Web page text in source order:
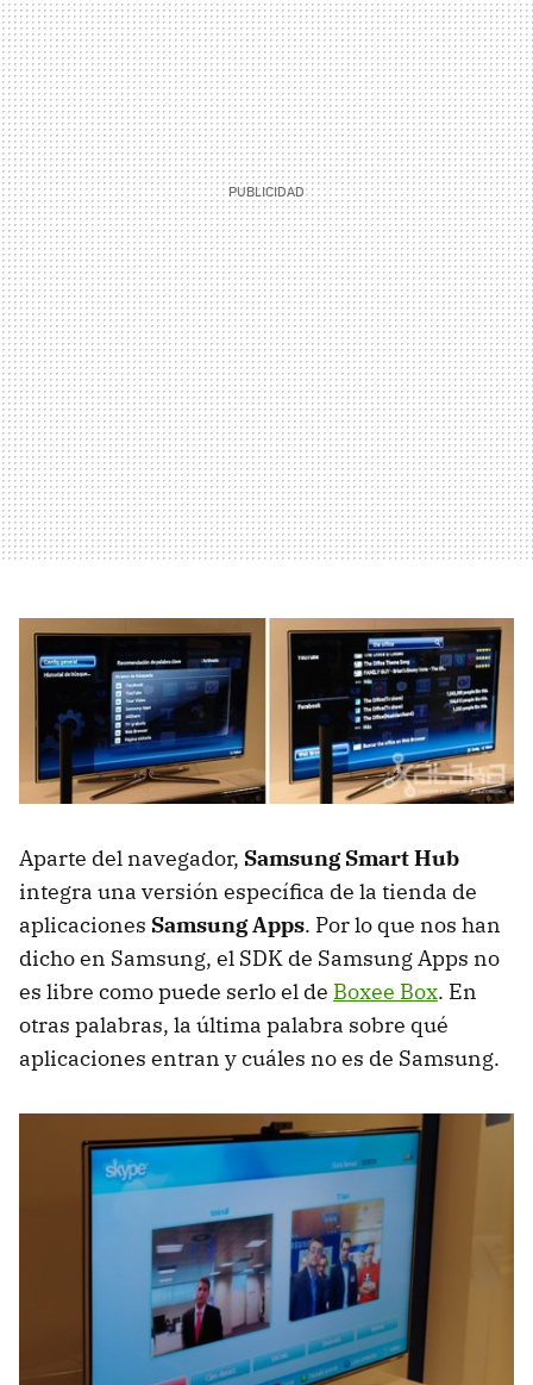
Aparte del navegador, Samsung Smart Hub
integra una versión específica de la tienda de
aplicaciones Samsung Apps. Por lo que nos han
dicho en Samsung, el SDK de Samsung Apps no
es libre como puede serlo el de Boxee Box. En
otras palabras, la última palabra sobre qué
aplicaciones entran y cuáles no es de Samsung.